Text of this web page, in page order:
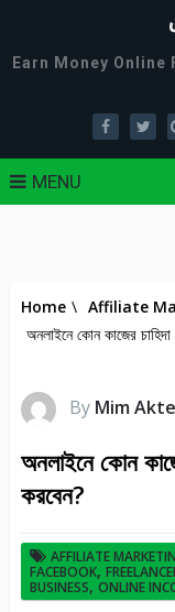
Earn Money
MENU
Home \ Affiliate
অনলাইনে কোন কাজের
By Mim
অনলাইনে কোন
করবেন?
AFFILIATE
FACEBOOK,
BUSINESS,ONLINE